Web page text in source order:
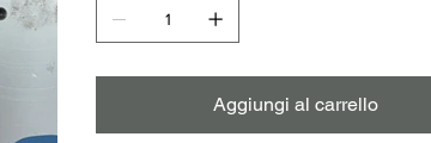
Aggiungi al carrello